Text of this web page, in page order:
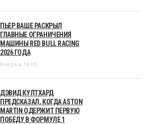
ПЬЕР ВАШЕ РАСКРЫЛ
ГЛАВНЫЕ ОГРАНИЧЕНИЯ
МАШИНЫ RED BULL RACING
2026 ГОДА
Вчера в 16:05
ДЭВИД КУЛТХАРД
ПРЕДСКАЗАЛ, КОГДА ASTON
MARTIN ОДЕРЖИТ ПЕРВУЮ
ПОБЕДУ В ФОРМУЛЕ 1